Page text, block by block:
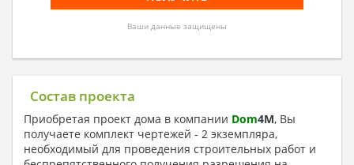
Ваши данные защищены
Состав проекта
Приобретая проект дома в компании Dom4M, Вы
получаете комплект чертежей - 2 экземпляра,
необходимый для проведения строительных работ и